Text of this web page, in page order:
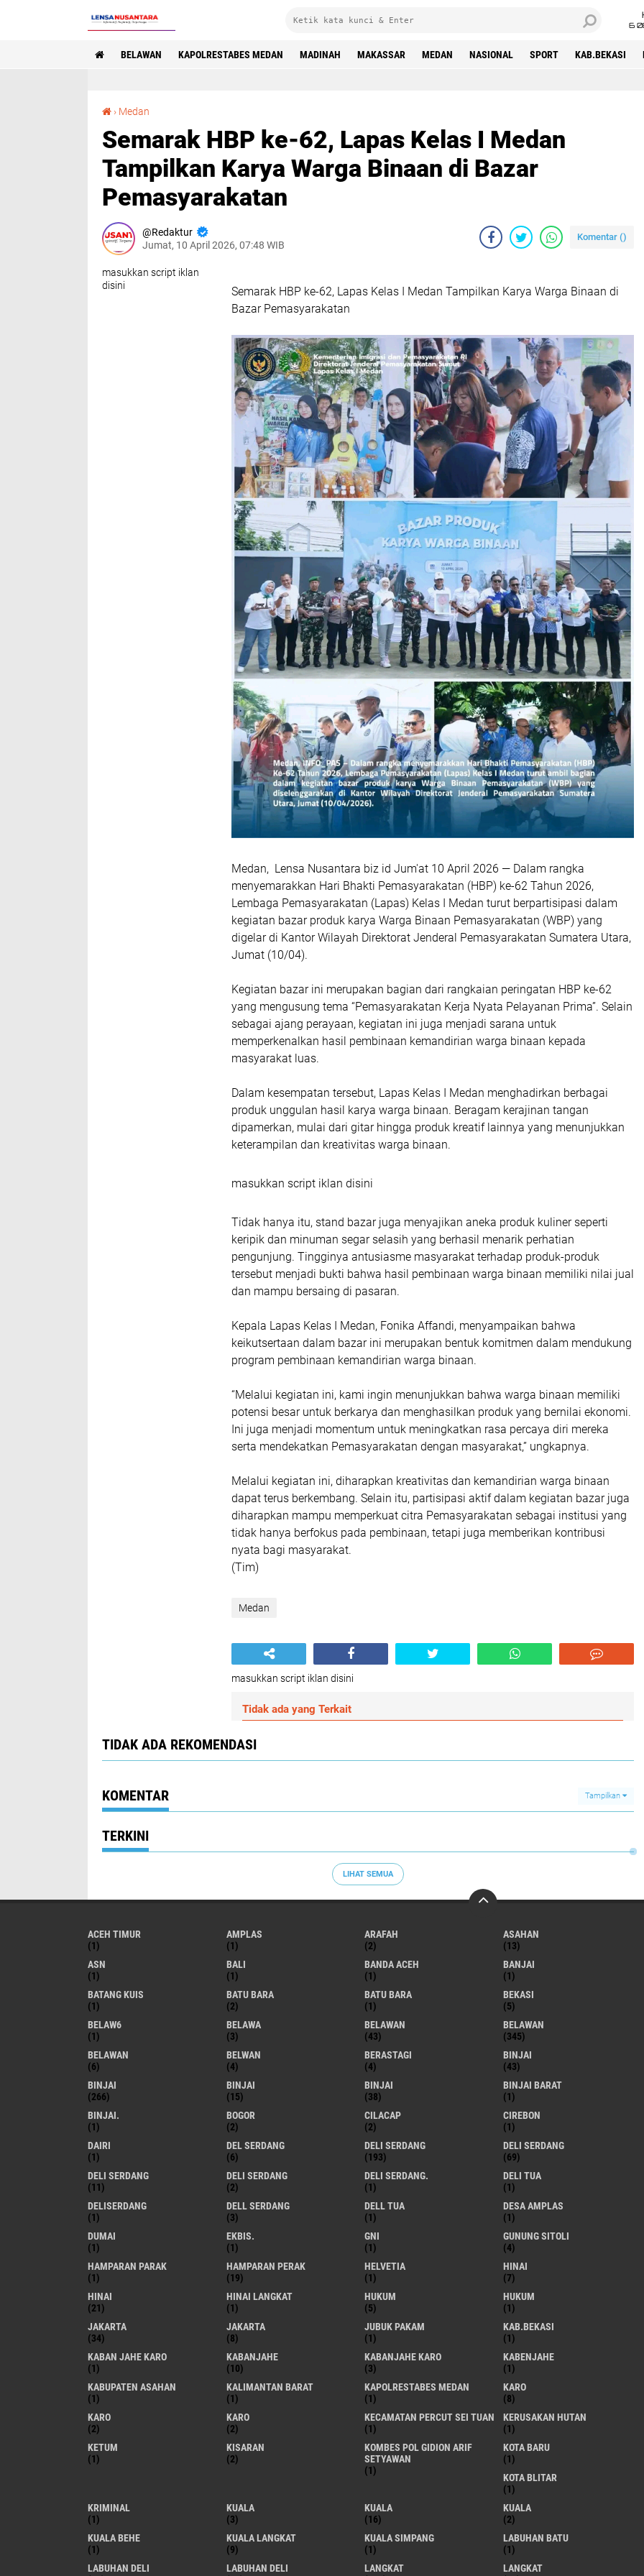
6
BELAWAN KAPOLRESTABES MEDAN MADINAH MAKASSAR MEDAN NASIONAL SPORT KAB.BEKASI
› Medan
Semarak HBP ke-62, Lapas Kelas I Medan
Tampilkan Karya Warga Binaan di Bazar
Pemasyarakatan
Redaktur
Jumat, 10 April 2026, 07:48 WIB
Komentar ()
masukkan script iklan
disini
Semarak HBP ke-62, Lapas Kelas I Medan Tampilkan Karya Warga Binaan di
Bazar Pemasyarakatan
Medan, Lensa Nusantara biz id Jum'at 10 April 2026 — Dalam rangka
menyemarakkan Hari Bhakti Pemasyarakatan (HBP) ke-62 Tahun 2026,
Lembaga Pemasyarakatan (Lapas) Kelas I Medan turut berpartisipasi dalam
kegiatan bazar produk karya Warga Binaan Pemasyarakatan (WBP) yang
digelar di Kantor Wilayah Direktorat Jenderal Pemasyarakatan Sumatera Utara,
Jumat (10/04).
Kegiatan bazar ini merupakan bagian dari rangkaian peringatan HBP ke-62
yang mengusung tema “Pemasyarakatan Kerja Nyata Pelayanan Prima”. Selain
sebagai ajang perayaan, kegiatan ini juga menjadi sarana untuk
memperkenalkan hasil pembinaan kemandirian warga binaan kepada
masyarakat luas.
Dalam kesempatan tersebut, Lapas Kelas I Medan menghadirkan berbagai
produk unggulan hasil karya warga binaan. Beragam kerajinan tangan
dipamerkan, mulai dari gitar hingga produk kreatif lainnya yang menunjukkan
keterampilan dan kreativitas warga binaan.
masukkan script iklan disini
Tidak hanya itu, stand bazar juga menyajikan aneka produk kuliner seperti
keripik dan minuman segar selasih yang berhasil menarik perhatian
pengunjung. Tingginya antusiasme masyarakat terhadap produk-produk
tersebut menjadi bukti bahwa hasil pembinaan warga binaan memiliki nilai jual
dan mampu bersaing di pasaran.
Kepala Lapas Kelas I Medan, Fonika Affandi, menyampaikan bahwa
keikutsertaan dalam bazar ini merupakan bentuk komitmen dalam mendukung
program pembinaan kemandirian warga binaan.
“Melalui kegiatan ini, kami ingin menunjukkan bahwa warga binaan memiliki
potensi besar untuk berkarya dan menghasilkan produk yang bernilai ekonomi.
Ini juga menjadi momentum untuk meningkatkan rasa percaya diri mereka
serta mendekatkan Pemasyarakatan dengan masyarakat,” ungkapnya.
Melalui kegiatan ini, diharapkan kreativitas dan kemandirian warga binaan
dapat terus berkembang. Selain itu, partisipasi aktif dalam kegiatan bazar juga
diharapkan mampu memperkuat citra Pemasyarakatan sebagai institusi yang
tidak hanya berfokus pada pembinaan, tetapi juga memberikan kontribusi
nyata bagi masyarakat.
(Tim)
Medan
masukkan script iklan disini
Tidak ada yang Terkait
TIDAK ADA REKOMENDASI
KOMENTAR Tampilkan
TERKINI
LIHAT SEMUA
ACEH TIMUR
(1)
AMPLAS
(1)
ARAFAH
(2)
ASAHAN
(13)
ASN
(1)
BALI
(1)
BANDA ACEH
(1)
BANJAI
(1)
BATANG KUIS
(1)
BATU BARA
(2)
BATU BARA
(1)
BEKASI
(5)
BELAW6
(1)
BELAWA
(3)
BELAWAN
(43)
BELAWAN
(345)
BELAWAN
(6)
BELWAN
(4)
BERASTAGI
(4)
BINJAI
(43)
BINJAI
(266)
BINJAI
(15)
BINJAI
(38)
BINJAI BARAT
(1)
BINJAI.
(1)
BOGOR
(2)
CILACAP
(2)
CIREBON
(1)
DAIRI
(1)
DEL SERDANG
(6)
DELI SERDANG
(193)
DELI SERDANG
(69)
DELI SERDANG
(11)
DELI SERDANG
(2)
DELI SERDANG.
(1)
DELI TUA
(1)
DELISERDANG
(1)
DELL SERDANG
(3)
DELL TUA
(1)
DESA AMPLAS
(1)
DUMAI
(1)
EKBIS.
(1)
GNI
(1)
GUNUNG SITOLI
(4)
HAMPARAN PARAK
(1)
HAMPARAN PERAK
(19)
HELVETIA
(1)
HINAI
(7)
HINAI
(21)
HINAI LANGKAT
(1)
HUKUM
(5)
HUKUM
(1)
JAKARTA
(34)
JAKARTA
(8)
JUBUK PAKAM
(1)
KAB.BEKASI
(1)
KABAN JAHE KARO
(1)
KABANJAHE
(10)
KABANJAHE KARO
(3)
KABENJAHE
(1)
KABUPATEN ASAHAN
(1)
KALIMANTAN BARAT
(1)
KAPOLRESTABES MEDAN
(1)
KARO
(8)
KARO
(2)
KARO
(2)
KECAMATAN PERCUT SEI TUAN
(1)
KERUSAKAN HUTAN
(1)
KETUM
(1)
KISARAN
(2)
KOMBES POL GIDION ARIF
SETYAWAN
(1)
KOTA BARU
(1)
KOTA BLITAR
(1)
KRIMINAL
(1)
KUALA
(3)
KUALA
(16)
KUALA
(2)
KUALA BEHE
(1)
KUALA LANGKAT
(9)
KUALA SIMPANG
(1)
LABUHAN BATU
(1)
LABUHAN DELI
LABUHAN DELI
LANGKAT
LANGKAT